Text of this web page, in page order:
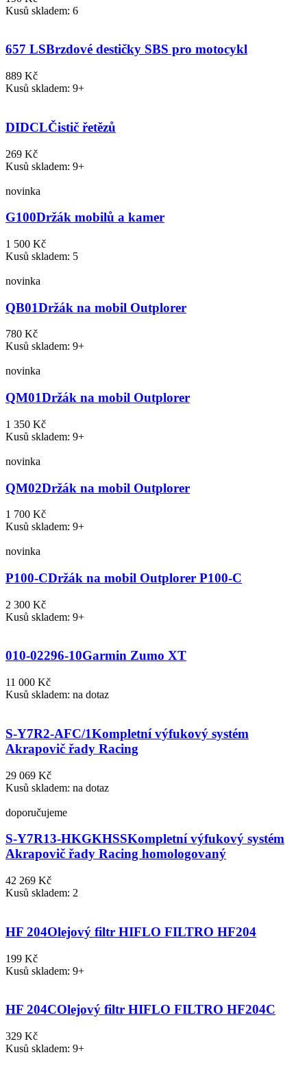
Kusů skladem: 6
657 LSBrzdové destičky SBS pro motocykl
889 Kč
Kusů skladem: 9+
DIDCLČistič řetězů
269 Kč
Kusů skladem: 9+
novinka
G100Držák mobilů a kamer
1 500 Kč
Kusů skladem: 5
novinka
QB01Držák na mobil Outplorer
780 Kč
Kusů skladem: 9+
novinka
QM01Držák na mobil Outplorer
1 350 Kč
Kusů skladem: 9+
novinka
QM02Držák na mobil Outplorer
1 700 Kč
Kusů skladem: 9+
novinka
P100-CDržák na mobil Outplorer P100-C
2 300 Kč
Kusů skladem: 9+
010-02296-10Garmin Zumo XT
11 000 Kč
Kusů skladem: na dotaz
S-Y7R2-AFC/1Kompletní výfukový systém
Akrapovič řady Racing
29 069 Kč
Kusů skladem: na dotaz
doporučujeme
S-Y7R13-HKGKHSSKompletní výfukový systém
Akrapovič řady Racing homologovaný
42 269 Kč
Kusů skladem: 2
HF 204Olejový filtr HIFLO FILTRO HF204
199 Kč
Kusů skladem: 9+
HF 204COlejový filtr HIFLO FILTRO HF204C
329 Kč
Kusů skladem: 9+